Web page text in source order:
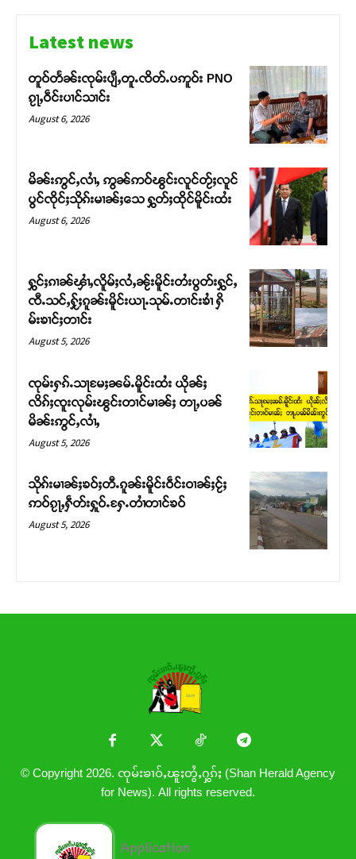
တ်ႇ တူဝ်ႈလုမ်ႈၾႃႉၼၼ်ႉ ၶဝ်ႈႁူမ်ႈၵမ်ႉထႅမ် ၸုမ်းၶၢ
ဝ်ႇၽူႈတွႆႇႁွၵ်ႈ လႆႈယူႇၶႃႈဢေႃႈ။
Latest news
တူဝ်တႅၼ်းၸုမ်းပျီႇတူႉၸိတ်ႉပဢူဝ်း PNO
ၵႂႃႇဝဵင်းပၢင်သၢင်း
August 6, 2026
မိၼ်းဢွင်ႇလၢႆႇ ဢွၼ်ဢဝ်ၽွင်းလူင်တႂ်ႈလူင်
ပွင်ၸိုင်ႈသိုၵ်းမၢၼ်ႈသေ ႁွတ်ႈထိုင်မိူင်းထႆး
August 6, 2026
ႁွင်ႈၵၢၼ်ၾၢႆႇလိူမ်ႈလႆႇၼႂ်းမိူင်းတႆးပွတ်းႁွင်ႇ
ၸီႉသင်ႇႁႂ်ႈၵူၼ်းမိူင်းယႃႉသုမ်ႉတၢင်းၶၢႆ ႁိ
မ်းၶၢင်ႈတၢင်း
August 5, 2026
ၸုမ်းႁၵ်ႉသႃမႄႈၼမ်ႉမိူင်းထႆး ယိုၼ်ႈ
လိၵ်ႈၸူးလုမ်းၽွင်းတၢင်မၢၼ်ႈ တႃႇပၼ်
မိၼ်းဢွင်ႇလၢႆႇ
August 5, 2026
သိုၵ်းမၢၼ်ႈၶဝ်ႈတီႉၵူၼ်းမိူင်းဝဵင်းဝၢၼ်ႈငႂ်ႈ
ဢဝ်ၵႂႃႇႁဵတ်းႁူဝ်ႉႁႄႉတၢႆတၢင်ၶဝ်
August 5, 2026
© Copyright 2026. ၸုမ်းၶၢဝ်ႇၽူႈတွႆႇႁွၵ်ႈ (Shan Herald Agency
for News). All rights reserved.